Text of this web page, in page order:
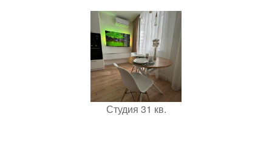
Студия 31 кв.